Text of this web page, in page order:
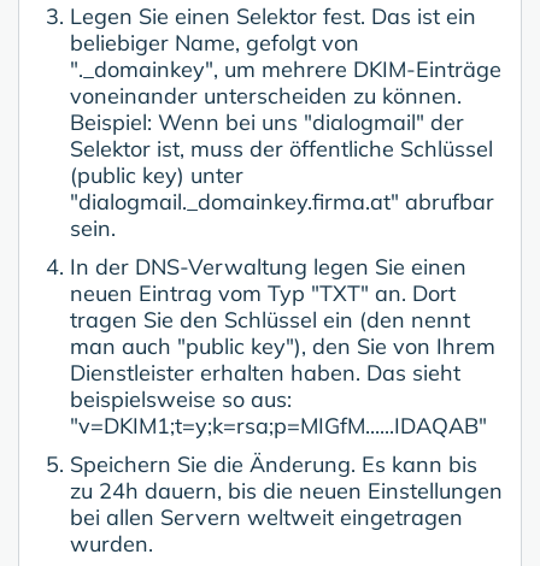
Legen Sie einen Selektor fest. Das ist ein
beliebiger Name, gefolgt von
"._domainkey", um mehrere DKIM-Einträge
voneinander unterscheiden zu können.
Beispiel: Wenn bei uns "dialogmail" der
Selektor ist, muss der öffentliche Schlüssel
(public key) unter
"dialogmail._domainkey.firma.at" abrufbar
sein.
In der DNS-Verwaltung legen Sie einen
neuen Eintrag vom Typ "TXT" an. Dort
tragen Sie den Schlüssel ein (den nennt
man auch "public key"), den Sie von Ihrem
Dienstleister erhalten haben. Das sieht
beispielsweise so aus:
"v=DKIM1;t=y;k=rsa;p=MIGfM......IDAQAB"
Speichern Sie die Änderung. Es kann bis
zu 24h dauern, bis die neuen Einstellungen
bei allen Servern weltweit eingetragen
wurden.